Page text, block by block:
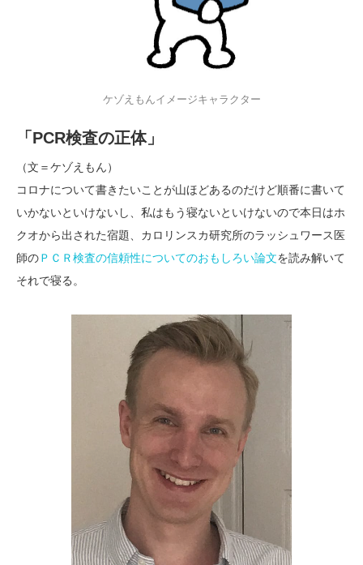
ケゾえもんイメージキャラクター
「PCR検査の正体」
（文＝ケゾえもん）
コロナについて書きたいことが山ほどあるのだけど順番に書いて
いかないといけないし、私はもう寝ないといけないので本日はホ
クオから出された宿題、カロリンスカ研究所のラッシュワース医
師のＰＣＲ検査の信頼性についてのおもしろい論文を読み解いて
それで寝る。